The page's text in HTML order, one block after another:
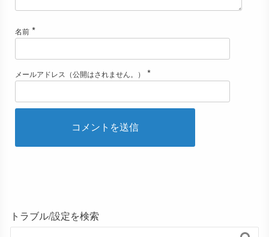
名前 *
メールアドレス（公開はされません。） *
トラブル/設定を検索